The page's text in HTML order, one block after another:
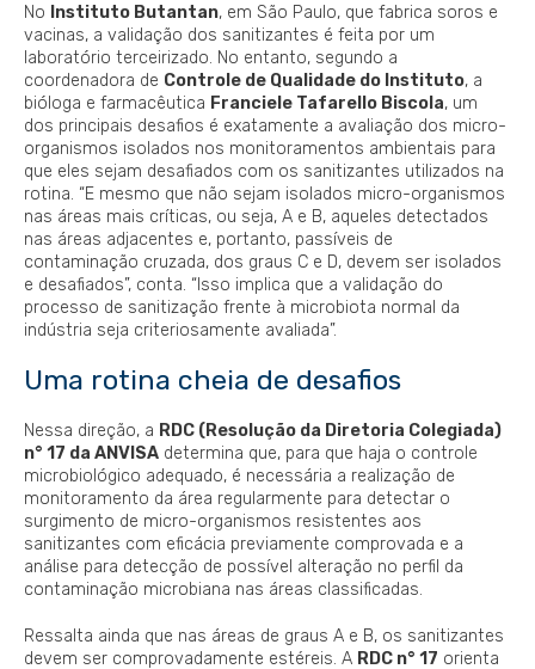
No Instituto Butantan, em São Paulo, que fabrica soros e
vacinas, a validação dos sanitizantes é feita por um
laboratório terceirizado. No entanto, segundo a
coordenadora de Controle de Qualidade do Instituto, a
bióloga e farmacêutica Franciele Tafarello Biscola, um
dos principais desafios é exatamente a avaliação dos micro-
organismos isolados nos monitoramentos ambientais para
que eles sejam desafiados com os sanitizantes utilizados na
rotina. “E mesmo que não sejam isolados micro-organismos
nas áreas mais críticas, ou seja, A e B, aqueles detectados
nas áreas adjacentes e, portanto, passíveis de
contaminação cruzada, dos graus C e D, devem ser isolados
e desafiados”, conta. “Isso implica que a validação do
processo de sanitização frente à microbiota normal da
indústria seja criteriosamente avaliada”.
Uma rotina cheia de desafios
Nessa direção, a RDC (Resolução da Diretoria Colegiada)
n° 17 da ANVISA determina que, para que haja o controle
microbiológico adequado, é necessária a realização de
monitoramento da área regularmente para detectar o
surgimento de micro-organismos resistentes aos
sanitizantes com eficácia previamente comprovada e a
análise para detecção de possível alteração no perfil da
contaminação microbiana nas áreas classificadas.
Ressalta ainda que nas áreas de graus A e B, os sanitizantes
devem ser comprovadamente estéreis. A RDC n° 17 orienta